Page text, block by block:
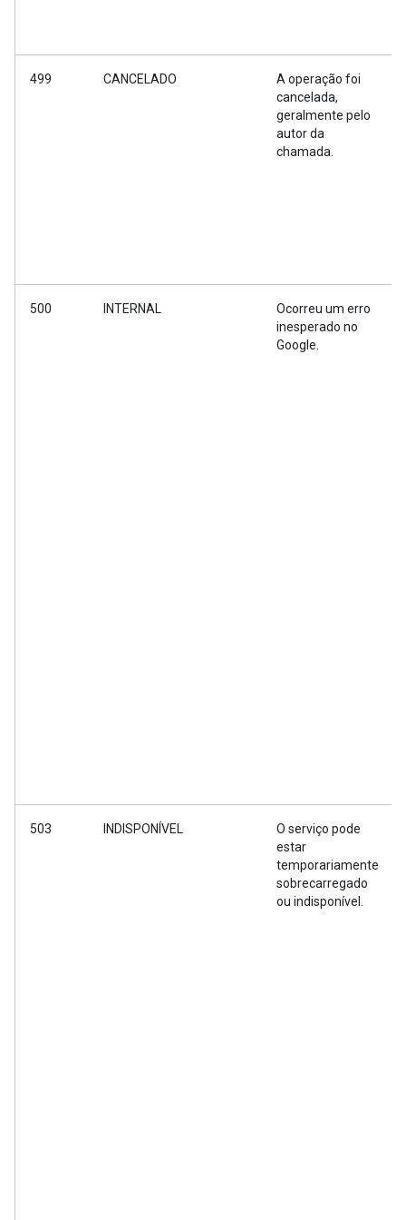
499 CANCELADO
A operação foi
cancelada,
geralmente pelo
autor da
chamada.
500 INTERNAL
Ocorreu um erro
inesperado no
Google.
503 INDISPONÍVEL
O serviço pode
estar
temporariamente
sobrecarregado
ou indisponível.